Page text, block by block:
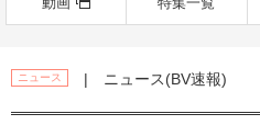
ニュース | ニュース(BV速報)